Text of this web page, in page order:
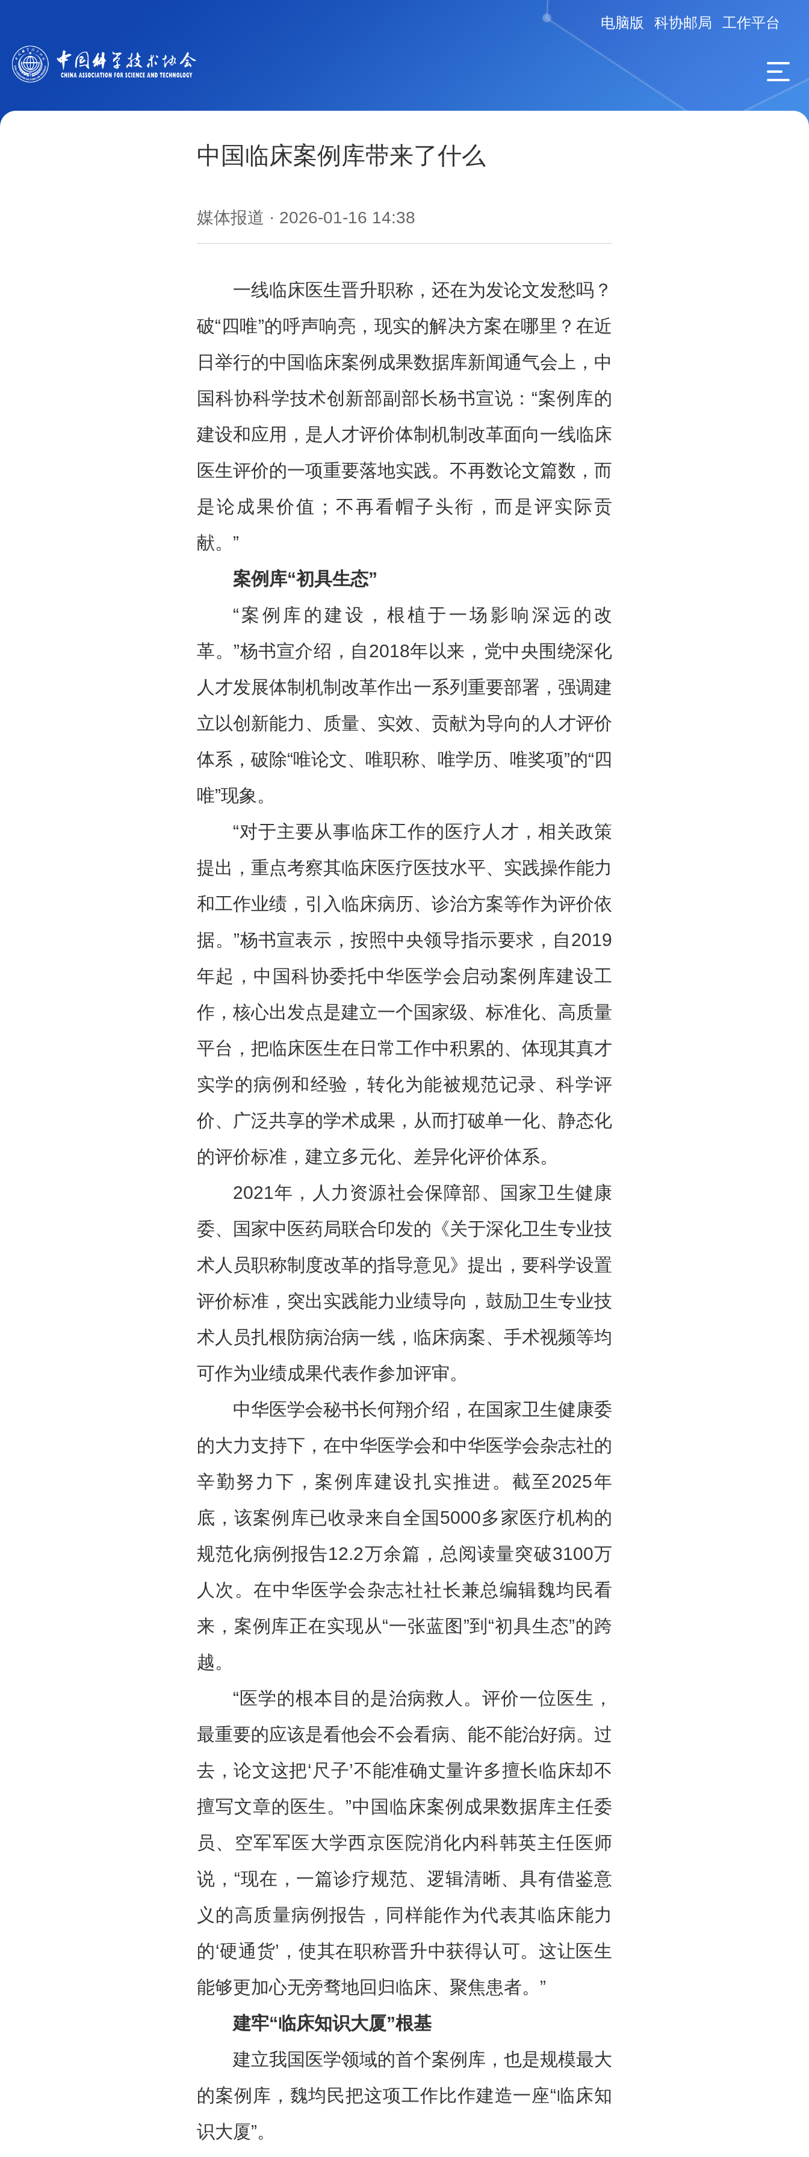
电脑版 科协邮局 工作平台
中国临床案例库带来了什么
媒体报道 · 2026-01-16 14:38
一线临床医生晋升职称，还在为发论文发愁吗？
破“四唯”的呼声响亮，现实的解决方案在哪里？在近
日举行的中国临床案例成果数据库新闻通气会上，中
国科协科学技术创新部副部长杨书宣说：“案例库的
建设和应用，是人才评价体制机制改革面向一线临床
医生评价的一项重要落地实践。不再数论文篇数，而
是论成果价值；不再看帽子头衔，而是评实际贡
献。”
案例库“初具生态”
“案例库的建设，根植于一场影响深远的改
革。”杨书宣介绍，自2018年以来，党中央围绕深化
人才发展体制机制改革作出一系列重要部署，强调建
立以创新能力、质量、实效、贡献为导向的人才评价
体系，破除“唯论文、唯职称、唯学历、唯奖项”的“四
唯”现象。
“对于主要从事临床工作的医疗人才，相关政策
提出，重点考察其临床医疗医技水平、实践操作能力
和工作业绩，引入临床病历、诊治方案等作为评价依
据。”杨书宣表示，按照中央领导指示要求，自2019
年起，中国科协委托中华医学会启动案例库建设工
作，核心出发点是建立一个国家级、标准化、高质量
平台，把临床医生在日常工作中积累的、体现其真才
实学的病例和经验，转化为能被规范记录、科学评
价、广泛共享的学术成果，从而打破单一化、静态化
的评价标准，建立多元化、差异化评价体系。
2021年，人力资源社会保障部、国家卫生健康
委、国家中医药局联合印发的《关于深化卫生专业技
术人员职称制度改革的指导意见》提出，要科学设置
评价标准，突出实践能力业绩导向，鼓励卫生专业技
术人员扎根防病治病一线，临床病案、手术视频等均
可作为业绩成果代表作参加评审。
中华医学会秘书长何翔介绍，在国家卫生健康委
的大力支持下，在中华医学会和中华医学会杂志社的
辛勤努力下，案例库建设扎实推进。截至2025年
底，该案例库已收录来自全国5000多家医疗机构的
规范化病例报告12.2万余篇，总阅读量突破3100万
人次。在中华医学会杂志社社长兼总编辑魏均民看
来，案例库正在实现从“一张蓝图”到“初具生态”的跨
越。
“医学的根本目的是治病救人。评价一位医生，
最重要的应该是看他会不会看病、能不能治好病。过
去，论文这把‘尺子’不能准确丈量许多擅长临床却不
擅写文章的医生。”中国临床案例成果数据库主任委
员、空军军医大学西京医院消化内科韩英主任医师
说，“现在，一篇诊疗规范、逻辑清晰、具有借鉴意
义的高质量病例报告，同样能作为代表其临床能力
的‘硬通货’，使其在职称晋升中获得认可。这让医生
能够更加心无旁骛地回归临床、聚焦患者。”
建牢“临床知识大厦”根基
建立我国医学领域的首个案例库，也是规模最大
的案例库，魏均民把这项工作比作建造一座“临床知
识大厦”。